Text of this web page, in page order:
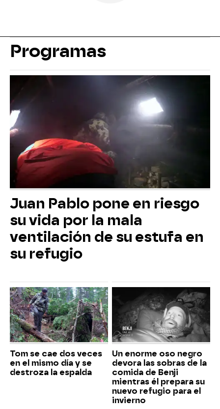
Programas
Juan Pablo pone en riesgo
su vida por la mala
ventilación de su estufa en
su refugio
Tom se cae dos veces
en el mismo día y se
destroza la espalda
Un enorme oso negro
devora las sobras de la
comida de Benji
mientras él prepara su
nuevo refugio para el
invierno